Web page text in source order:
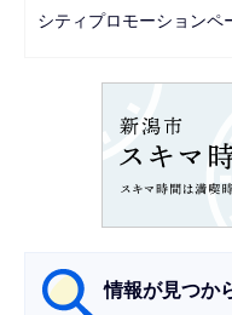
ーシティプロモーションペ
情報が見つか